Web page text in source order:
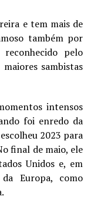
e tem mais de
também por
pelo
sambistas
intensos
foi enredo da
2023 para
final de maio, ele
Unidos e, em
Europa, como